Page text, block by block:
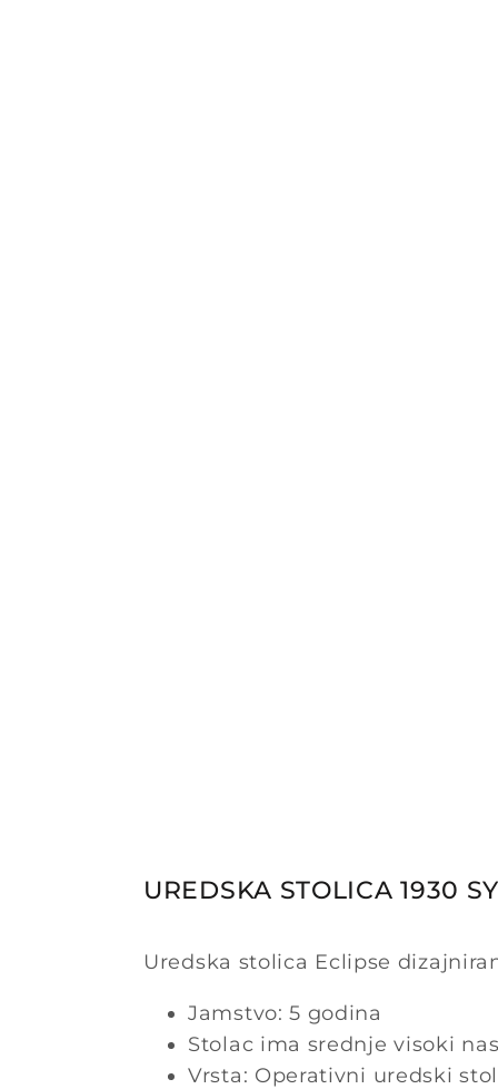
UREDSKA STOLICA 1930
Uredska stolica Eclipse
Jamstvo: 5 godina
Stolac ima srednje visoki
Vrsta: Operativni uredski